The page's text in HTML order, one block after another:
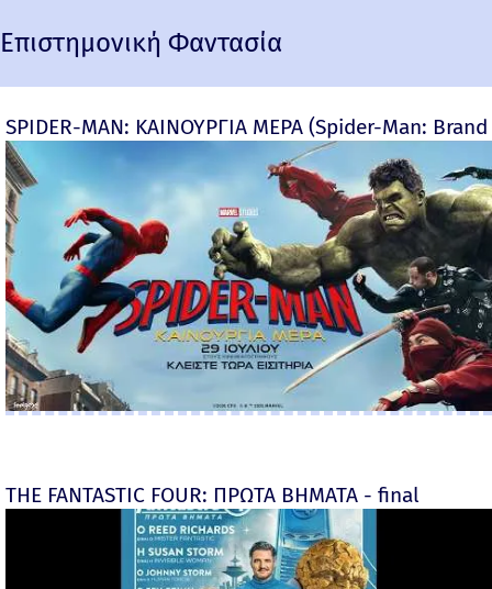
Επιστημονική Φαντασία
SPIDER-MAN: ΚΑΙΝΟΥΡΓΙΑ ΜΕΡΑ (Spider-Man:
THE FANTASTIC FOUR: ΠΡΩΤΑ ΒΗΜΑΤΑ - final